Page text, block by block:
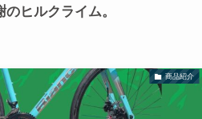
ヒルクライム。
商品紹介